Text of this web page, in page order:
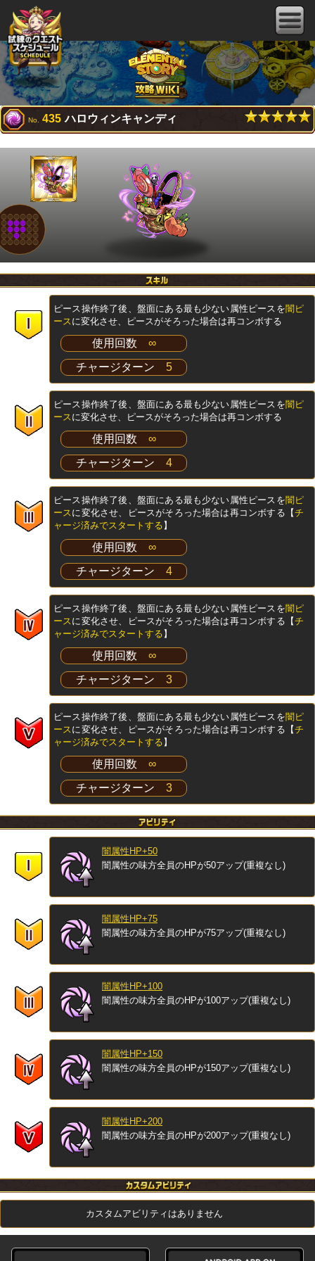
No. 435 ハロウィンキャンディ
ピース操作終了後、盤面にある最も少ない属性ピースを闇ピ
ースに変化させ、ピースがそろった場合は再コンボする
使用回数 ∞
チャージターン 5
ピース操作終了後、盤面にある最も少ない属性ピースを闇ピ
ースに変化させ、ピースがそろった場合は再コンボする
使用回数 ∞
チャージターン 4
ピース操作終了後、盤面にある最も少ない属性ピースを闇ピ
ースに変化させ、ピースがそろった場合は再コンボする【チ
ャージ済みでスタートする 】
使用回数 ∞
チャージターン 4
ピース操作終了後、盤面にある最も少ない属性ピースを闇ピ
ースに変化させ、ピースがそろった場合は再コンボする【チ
ャージ済みでスタートする 】
使用回数 ∞
チャージターン 3
ピース操作終了後、盤面にある最も少ない属性ピースを闇ピ
ースに変化させ、ピースがそろった場合は再コンボする【チ
ャージ済みでスタートする 】
使用回数 ∞
チャージターン 3
闇属性HP+50
闇属性の味方全員のHPが50アップ(重複なし)
闇属性HP+75
闇属性の味方全員のHPが75アップ(重複なし)
闇属性HP+100
闇属性の味方全員のHPが100アップ(重複なし)
闇属性HP+150
闇属性の味方全員のHPが150アップ(重複なし)
闇属性HP+200
闇属性の味方全員のHPが200アップ(重複なし)
カスタムアビリティはありません